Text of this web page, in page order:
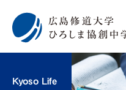
Kyoso Life